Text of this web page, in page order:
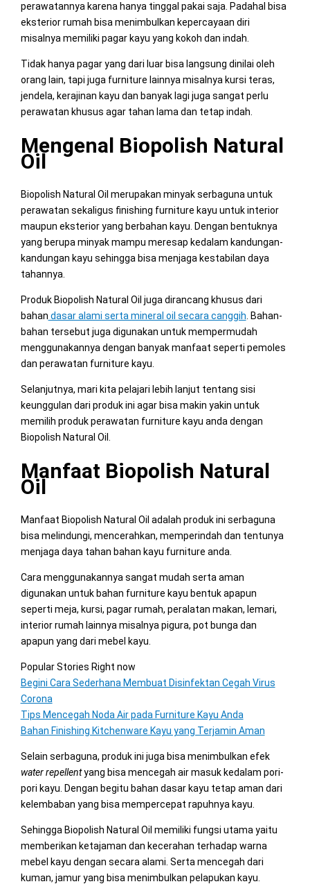
perawatannya karena hanya tinggal pakai saja. Padahal bisa
eksterior rumah bisa menimbulkan kepercayaan diri
misalnya memiliki pagar kayu yang kokoh dan indah.
Tidak hanya pagar yang dari luar bisa langsung dinilai oleh
orang lain, tapi juga furniture lainnya misalnya kursi teras,
jendela, kerajinan kayu dan banyak lagi juga sangat perlu
perawatan khusus agar tahan lama dan tetap indah.
Mengenal Biopolish Natural
Oil
Biopolish Natural Oil merupakan minyak serbaguna untuk
perawatan sekaligus finishing furniture kayu untuk interior
maupun eksterior yang berbahan kayu. Dengan bentuknya
yang berupa minyak mampu meresap kedalam kandungan-
kandungan kayu sehingga bisa menjaga kestabilan daya
tahannya.
Produk Biopolish Natural Oil juga dirancang khusus dari
bahan dasar alami serta mineral oil secara canggih . Bahan-
bahan tersebut juga digunakan untuk mempermudah
menggunakannya dengan banyak manfaat seperti pemoles
dan perawatan furniture kayu.
Selanjutnya, mari kita pelajari lebih lanjut tentang sisi
keunggulan dari produk ini agar bisa makin yakin untuk
memilih produk perawatan furniture kayu anda dengan
Biopolish Natural Oil.
Manfaat Biopolish Natural
Oil
Manfaat Biopolish Natural Oil adalah produk ini serbaguna
bisa melindungi, mencerahkan, memperindah dan tentunya
menjaga daya tahan bahan kayu furniture anda.
Cara menggunakannya sangat mudah serta aman
digunakan untuk bahan furniture kayu bentuk apapun
seperti meja, kursi, pagar rumah, peralatan makan, lemari,
interior rumah lainnya misalnya pigura, pot bunga dan
apapun yang dari mebel kayu.
Popular Stories Right now
Begini Cara Sederhana Membuat Disinfektan Cegah Virus
Corona
Tips Mencegah Noda Air pada Furniture Kayu Anda
Bahan Finishing Kitchenware Kayu yang Terjamin Aman
Selain serbaguna, produk ini juga bisa menimbulkan efek
water repellentyang bisa mencegah air masuk kedalam pori-
pori kayu. Dengan begitu bahan dasar kayu tetap aman dari
kelembaban yang bisa mempercepat rapuhnya kayu.
Sehingga Biopolish Natural Oil memiliki fungsi utama yaitu
memberikan ketajaman dan kecerahan terhadap warna
mebel kayu dengan secara alami. Serta mencegah dari
kuman, jamur yang bisa menimbulkan pelapukan kayu.